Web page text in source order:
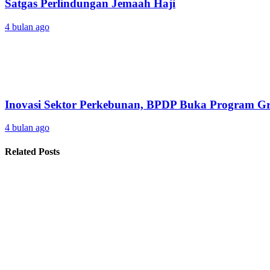
Satgas Perlindungan Jemaah Haji
4 bulan ago
Inovasi Sektor Perkebunan, BPDP Buka Program
4 bulan ago
Related Posts